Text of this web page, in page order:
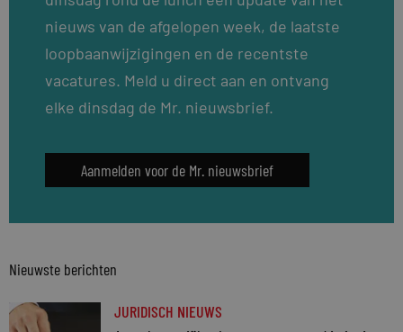
nieuws van de afgelopen week, de laatste
loopbaanwijzigingen en de recentste
vacatures. Meld u direct aan en ontvang
elke dinsdag de Mr. nieuwsbrief.
Aanmelden voor de Mr. nieuwsbrief
Nieuwste berichten
JURIDISCH NIEUWS